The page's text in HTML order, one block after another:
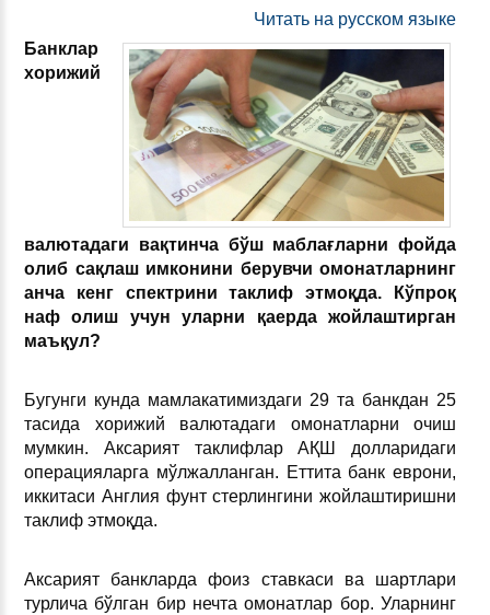
Читать на русском языке
Банклар
хорижий
валютадаги вақтинча бўш маблағларни фойда
олиб сақлаш имконини берувчи омонатларнинг
анча кенг спектрини таклиф этмоқда. Кўпроқ
наф олиш учун уларни қаерда жойлаштирган
маъқул?
Бугунги кунда мамлакатимиздаги 29 та банкдан 25
тасида хорижий валютадаги омонатларни очиш
мумкин. Аксарият таклифлар АҚШ долларидаги
операцияларга мўлжалланган. Еттита банк еврони,
иккитаси Англия фунт стерлингини жойлаштиришни
таклиф этмоқда.
Аксарият банкларда фоиз ставкаси ва шартлари
турлича бўлган бир нечта омонатлар бор. Уларнинг